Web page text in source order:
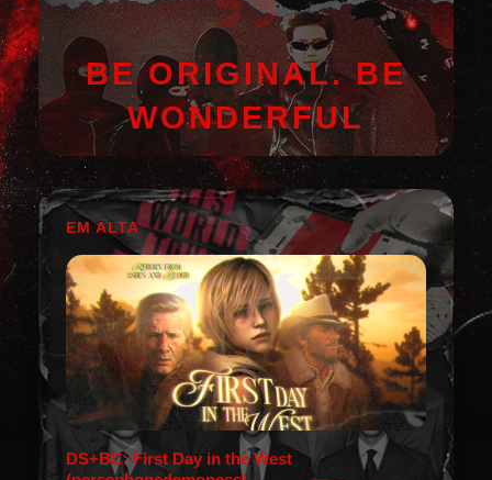
BE ORIGINAL. BE
WONDERFUL
EM ALTA
DS+BC: First Day in the West